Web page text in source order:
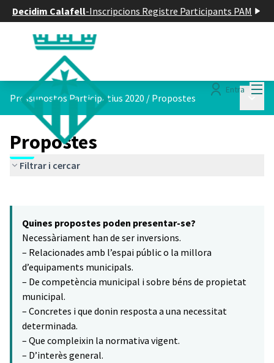
Decidim Calafell-Inscripcions Registre Participants PAM
Entra
Pressupostos Participatius 2020 / Propostes
Propostes
Filtrar i cercar
−
Quines propostes poden presentar-se?
Necessàriament han de ser inversions.
– Relacionades amb l’espai públic o la millora
d’equipaments municipals.
– De competència municipal i sobre béns de propietat
municipal.
– Concretes i que donin resposta a una necessitat
determinada.
– Que compleixin la normativa vigent.
– D’interès general.